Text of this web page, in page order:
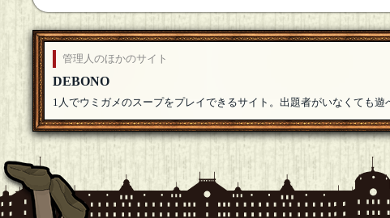
管理人のほかのサイト
DEBONO
1人でウミガメのスープをプレイできるサイト。出題者がいなくても遊